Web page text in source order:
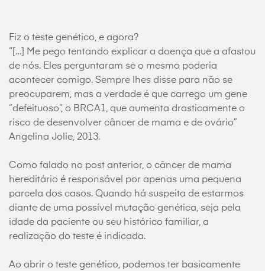
Fiz o teste genético, e agora?
“[…] Me pego tentando explicar a doença que a afastou
de nós. Eles perguntaram se o mesmo poderia
acontecer comigo. Sempre lhes disse para não se
preocuparem, mas a verdade é que carrego um gene
“defeituoso”, o BRCA1, que aumenta drasticamente o
risco de desenvolver câncer de mama e de ovário”
Angelina Jolie, 2013.
Como falado no post anterior, o câncer de mama
hereditário é responsável por apenas uma pequena
parcela dos casos. Quando há suspeita de estarmos
diante de uma possível mutação genética, seja pela
idade da paciente ou seu histórico familiar, a
realização do teste é indicada.
Ao abrir o teste genético, podemos ter basicamente